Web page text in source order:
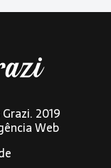
2019
Web